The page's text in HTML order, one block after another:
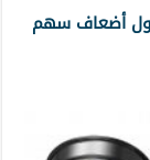
أضعاف سهم